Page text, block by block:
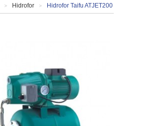
Hidrofor Hidrofor Taifu ATJET200